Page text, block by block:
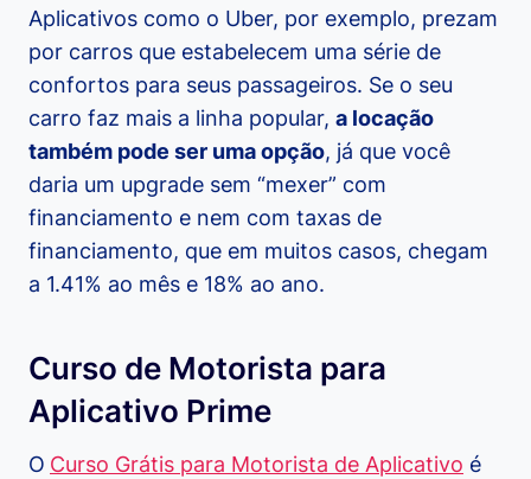
Aplicativos como o Uber, por exemplo, prezam
por carros que estabelecem uma série de
confortos para seus passageiros. Se o seu
carro faz mais a linha popular, a locação
também pode ser uma opção, já que você
daria um upgrade sem “mexer” com
financiamento e nem com taxas de
financiamento, que em muitos casos, chegam
a 1.41% ao mês e 18% ao ano.
Curso de Motorista para
Aplicativo Prime
O Curso Grátis para Motorista de Aplicativo é